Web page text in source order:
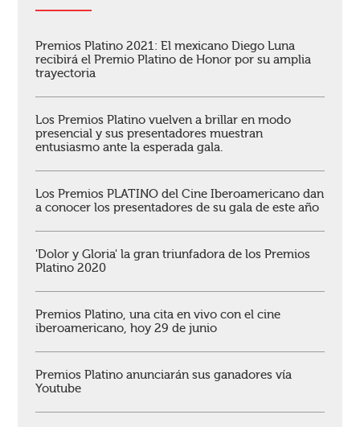
Premios Platino 2021: El mexicano Diego Luna
recibirá el Premio Platino de Honor por su amplia
trayectoria
Los Premios Platino vuelven a brillar en modo
presencial y sus presentadores muestran
entusiasmo ante la esperada gala.
Los Premios PLATINO del Cine Iberoamericano dan
a conocer los presentadores de su gala de este año
'Dolor y Gloria' la gran triunfadora de los Premios
Platino 2020
Premios Platino, una cita en vivo con el cine
iberoamericano, hoy 29 de junio
Premios Platino anunciarán sus ganadores vía
Youtube